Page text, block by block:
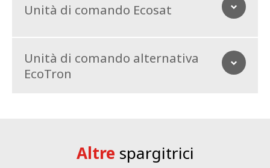
Unità di comando Ecosat
Unità di comando alternativa
EcoTron
Altre spargitrici